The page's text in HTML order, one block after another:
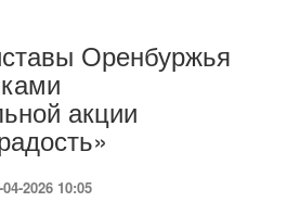
Оренбуржья
акции
04-2026 10:05